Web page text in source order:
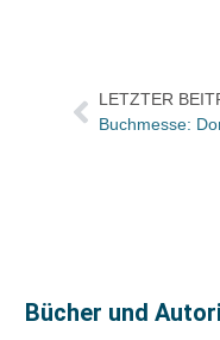
LETZTER
Bücher und